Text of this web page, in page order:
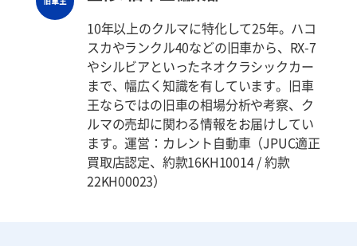
10年以上のクルマに特化して25年。ハコ
スカやランクル40などの旧車から、RX-7
やシルビアといったネオクラシックカー
まで、幅広く知識を有しています。旧車
王ならではの旧車の相場分析や考察、ク
ルマの売却に関わる情報をお届けしてい
ます。運営：カレント自動車（JPUC適正
買取店認定、約款16KH10014 / 約款
22KH00023）